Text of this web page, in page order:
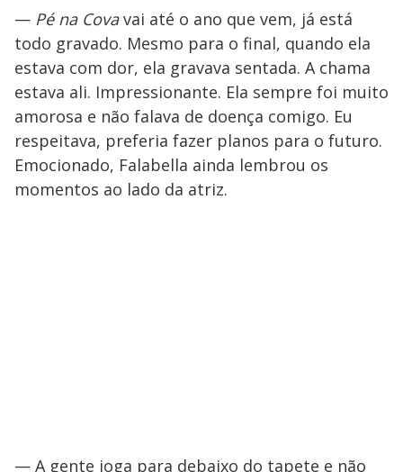
— Pé na Covavai até o ano que vem, já está
todo gravado. Mesmo para o final, quando ela
estava com dor, ela gravava sentada. A chama
estava ali. Impressionante. Ela sempre foi muito
amorosa e não falava de doença comigo. Eu
respeitava, preferia fazer planos para o futuro.
Emocionado, Falabella ainda lembrou os
momentos ao lado da atriz.
— A gente joga para debaixo do tapete e não